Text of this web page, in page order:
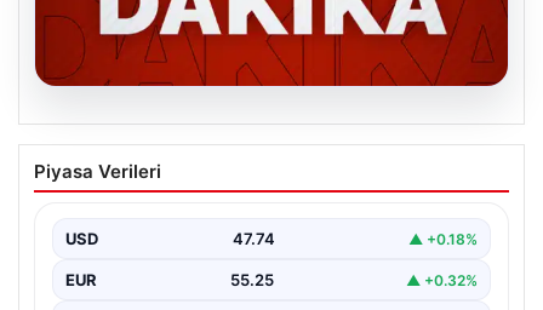
06.08.2026
MGK’den 8 maddelik kritik bildiri: Dikkat
çeken ‘Terörsüz Bölge’ vurgusu
Piyasa Verileri
USD 47.74 ▲ +0.18%
EUR 55.25 ▲ +0.32%